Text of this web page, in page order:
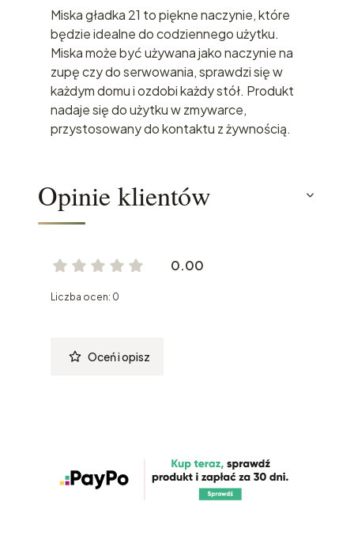
Miska gładka 21 to piękne naczynie, które
będzie idealne do codziennego użytku.
Miska może być używana jako naczynie na
zupę czy do serwowania, sprawdzi się w
każdym domu i ozdobi każdy stół. Produkt
nadaje się do użytku w zmywarce,
przystosowany do kontaktu z żywnością.
Opinie klientów
0.00
Liczba ocen: 0
Oceń i opisz